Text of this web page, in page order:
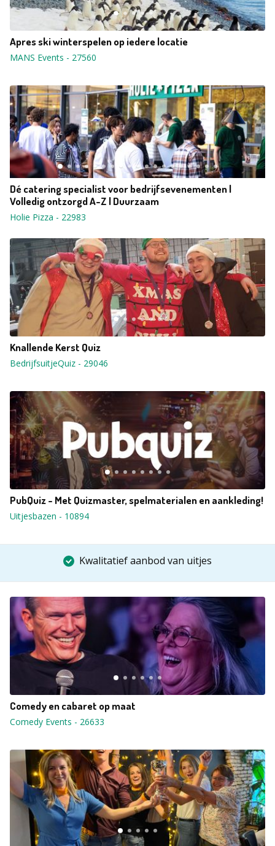
Apres ski winterspelen op iedere locatie
MANS Events - 27560
Dé catering specialist voor bedrijfsevenementen |
Volledig ontzorgd A-Z | Duurzaam
Holie Pizza - 22983
Knallende Kerst Quiz
BedrijfsuitjeQuiz - 29046
PubQuiz - Met Quizmaster, spelmaterialen en aankleding!
Uitjesbazen - 10894
Kwalitatief aanbod van uitjes
Comedy en cabaret op maat
Comedy Events - 26633